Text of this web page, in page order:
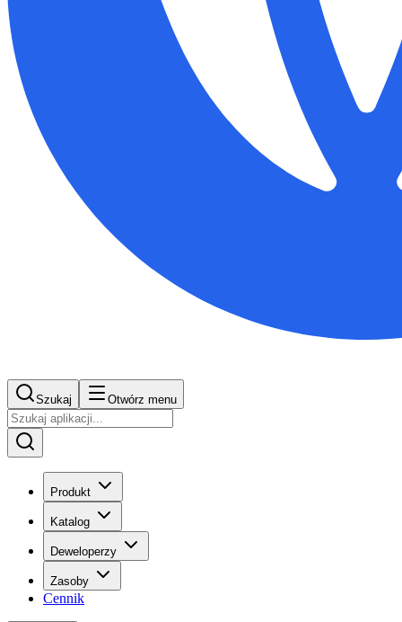
Szukaj Otwórz menu
Produkt
Katalog
Deweloperzy
Zasoby
Cennik